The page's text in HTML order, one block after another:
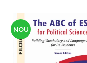
ULTIMELE
NOU